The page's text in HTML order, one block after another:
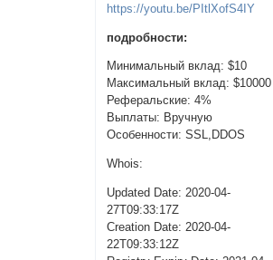
https://youtu.be/PItlXofS4IY
подробности:
Минимальный вклад: $10
Максимальный вклад: $10000
Реферальские: 4%
Выплаты: Вручную
Особенности: SSL,DDOS
Whois:
Updated Date: 2020-04-
27T09:33:17Z
Creation Date: 2020-04-
22T09:33:12Z